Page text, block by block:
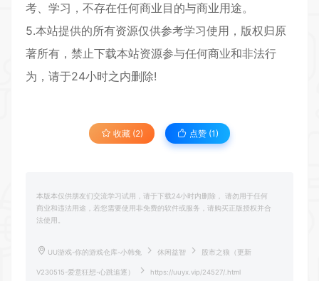
考、学习，不存在任何商业目的与商业用途。
5.本站提供的所有资源仅供参考学习使用，版权归原
著所有，禁止下载本站资源参与任何商业和非法行
为，请于24小时之内删除!
收藏 (2) 点赞 (1)
本版本仅供朋友们交流学习试用，请于下载24小时内删除， 请勿用于任何
商业和违法用途，若您需要使用非免费的软件或服务，请购买正版授权并合
法使用。
UU游戏-你的游戏仓库-小韩兔 休闲益智 股市之狼（更新
V230515-爱意狂想-心跳追逐） https://uuyx.vip/24527/.html